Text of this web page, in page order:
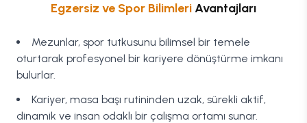
Egzersiz ve Spor BilimleriAvantajları
Mezunlar, spor tutkusunu bilimsel bir temele
oturtarak profesyonel bir kariyere dönüştürme imkanı
bulurlar.
Kariyer, masa başı rutininden uzak, sürekli aktif,
dinamik ve insan odaklı bir çalışma ortamı sunar.